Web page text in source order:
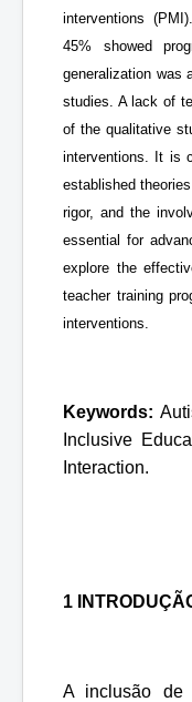
interventions
45% showed
generalization was
studies. A lack of
of the qualitative
interventions. It is
established
rigor, and the
essential for
explore the
teacher training
interventions.
Keywords:
Inclusive
Interaction.
1
A inclusão de